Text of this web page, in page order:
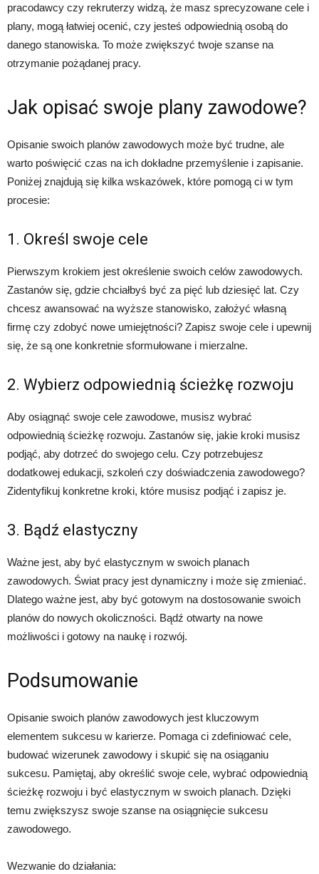
pracodawcy czy rekruterzy widzą, że masz sprecyzowane cele i
plany, mogą łatwiej ocenić, czy jesteś odpowiednią osobą do
danego stanowiska. To może zwiększyć twoje szanse na
otrzymanie pożądanej pracy.
Jak opisać swoje plany zawodowe?
Opisanie swoich planów zawodowych może być trudne, ale
warto poświęcić czas na ich dokładne przemyślenie i zapisanie.
Poniżej znajdują się kilka wskazówek, które pomogą ci w tym
procesie:
1. Określ swoje cele
Pierwszym krokiem jest określenie swoich celów zawodowych.
Zastanów się, gdzie chciałbyś być za pięć lub dziesięć lat. Czy
chcesz awansować na wyższe stanowisko, założyć własną
firmę czy zdobyć nowe umiejętności? Zapisz swoje cele i upewnij
się, że są one konkretnie sformułowane i mierzalne.
2. Wybierz odpowiednią ścieżkę rozwoju
Aby osiągnąć swoje cele zawodowe, musisz wybrać
odpowiednią ścieżkę rozwoju. Zastanów się, jakie kroki musisz
podjąć, aby dotrzeć do swojego celu. Czy potrzebujesz
dodatkowej edukacji, szkoleń czy doświadczenia zawodowego?
Zidentyfikuj konkretne kroki, które musisz podjąć i zapisz je.
3. Bądź elastyczny
Ważne jest, aby być elastycznym w swoich planach
zawodowych. Świat pracy jest dynamiczny i może się zmieniać.
Dlatego ważne jest, aby być gotowym na dostosowanie swoich
planów do nowych okoliczności. Bądź otwarty na nowe
możliwości i gotowy na naukę i rozwój.
Podsumowanie
Opisanie swoich planów zawodowych jest kluczowym
elementem sukcesu w karierze. Pomaga ci zdefiniować cele,
budować wizerunek zawodowy i skupić się na osiąganiu
sukcesu. Pamiętaj, aby określić swoje cele, wybrać odpowiednią
ścieżkę rozwoju i być elastycznym w swoich planach. Dzięki
temu zwiększysz swoje szanse na osiągnięcie sukcesu
zawodowego.
Wezwanie do działania: